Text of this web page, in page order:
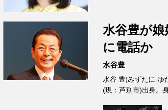
水谷豊が娘
に電話か
水谷豊
水谷 豊(みずたに ゆ
(現：芦別市)出身。